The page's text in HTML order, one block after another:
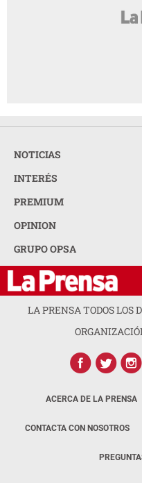
NOTICIAS
INTERÉS
PREMIUM
OPINION
GRUPO OPSA
LA PRENSA TODOS LOS
ACERCA DE LA PRENSA
CONTACTA CON NOSOTROS